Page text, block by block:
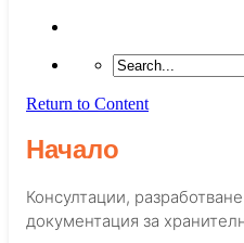
Return to Content
Начало
Консултации,
документация за